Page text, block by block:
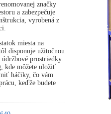
značky
a zabezpečuje
vyrobená z
miesta na
disponuje užitočnou
prostriedky.
kde môžete uložiť
háčiky, čo vám
keďže budete